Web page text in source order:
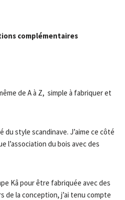
complémentaires
de A à Z, simple à fabriquer et
du style scandinave. J’aime ce côté
l’association du bois avec des
Kâ pour être fabriquée avec des
de la conception, j’ai tenu compte